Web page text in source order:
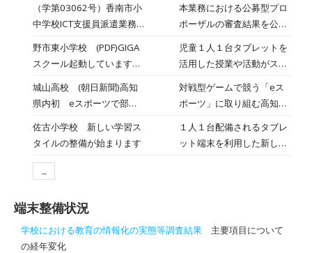
県独自の調査が12月2日始
まりました
れています。対象は県内の
公立学校で、小学校は4・5
年生、中学校は1・2年生の
合わせておよそ1万8000人
です。 小学4年生が国語と
算数の2教科、5年生は理科
を加えた3教科、中学生は
さらに社会・英語を加えた
5教科です。 2日は香南市
ト端末を使って回答してい
（学第03062号）香南市小
中学校ICT支援員派遣業務
の実...
本業務における公募型プロ
ポーザルの審査結果を公表
野市東小学校 (PDF)GIGA
スクール起動しています
月１９日（水））
児童１人１台タブレットを
活用した授業や活動がスタ
上でどのように活用してい
るのかいくつか紹介しま
す。
城山高校 (朝日新聞)高知
県内初 eスポーツで部活
対戦型ゲームで競う「eス
ポーツ」に取り組む高知県
高校（香南市赤岡町）で始
まった。現在の規則では、
けて活動し、全国大会への
佐古小学校 新しい学習ス
タイルの整備が始まります
１人１台配備されるタブレ
ット端末を利用した新しい
→
端末整備状況
学校における教育の情報化の実態等調査結果 主要項目について
の経年変化